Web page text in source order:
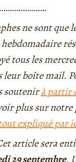
ne sont que
tous les
leur boîte mail.
soutenirà partir
plus sur
expliqué par
article sera
29 septembre.